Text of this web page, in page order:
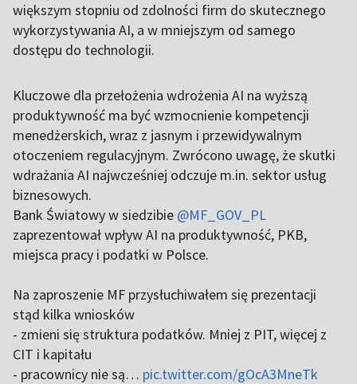
większym stopniu od zdolności firm do skutecznego
wykorzystywania AI, a w mniejszym od samego
dostępu do technologii.
Kluczowe dla przełożenia wdrożenia AI na wyższą
produktywność ma być wzmocnienie kompetencji
menedżerskich, wraz z jasnym i przewidywalnym
otoczeniem regulacyjnym. Zwrócono uwagę, że skutki
wdrażania AI najwcześniej odczuje m.in. sektor usług
biznesowych.
Bank Światowy w siedzibie @MF_GOV_PL
zaprezentował wpływ AI na produktywność, PKB,
miejsca pracy i podatki w Polsce.
Na zaproszenie MF przysłuchiwałem się prezentacji
stąd kilka wniosków
- zmieni się struktura podatków. Mniej z PIT, więcej z
CIT i kapitału
- pracownicy nie są… pic.twitter.com/gOcA3MneTk